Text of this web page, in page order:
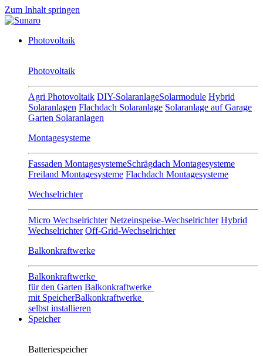
Zum Inhalt springen
Photovoltaik
Photovoltaik
Agri Photovoltaik DIY-SolaranlageSolarmodule Hybrid
Solaranlagen Flachdach Solaranlage Solaranlage auf Garage
Garten Solaranlagen
Montagesysteme
Fassaden MontagesystemeSchrägdach Montagesysteme
Freiland Montagesysteme Flachdach Montagesysteme
Wechselrichter
Micro Wechselrichter Netzeinspeise-Wechselrichter Hybrid
Wechselrichter Off-Grid-Wechselrichter
Balkonkraftwerke
Balkonkraftwerke
für den Garten Balkonkraftwerke
mit SpeicherBalkonkraftwerke
selbst installieren
Speicher
Batteriespeicher